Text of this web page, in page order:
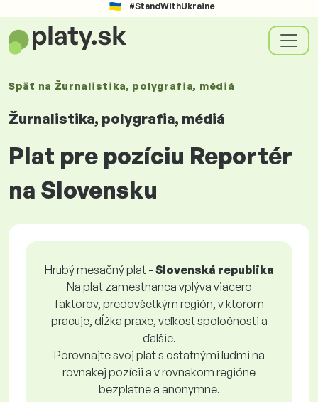
#StandWithUkraine
Späť na Žurnalistika, polygrafia, médiá
Žurnalistika, polygrafia, médiá
Plat pre pozíciu Reportér
na Slovensku
Hrubý mesačný plat - Slovenská republika
Na plat zamestnanca vplýva viacero
faktorov, predovšetkým región, v ktorom
pracuje, dĺžka praxe, veľkosť spoločnosti a
ďalšie.
Porovnajte svoj plat s ostatnými ľuďmi na
rovnakej pozícii a v rovnakom regióne
bezplatne a anonymne.